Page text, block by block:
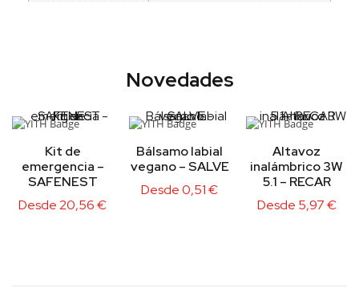
Novedades
Kit de
emergencia –
SAFENEST
Desde20,56€
Bálsamo labial
vegano – SALVE
Desde0,51€
Altavoz
inalámbrico 3W
5.1 – RECAR
Desde 5,97€